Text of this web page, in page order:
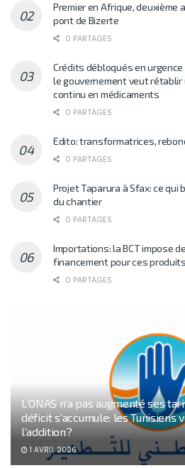
Premier en Afrique, deuxième
pont de Bizerte
0 PARTAGES
Crédits débloqués en
le gouvernement veut
continu en médicaments
0 PARTAGES
Edito: transformatrices,
0 PARTAGES
Projet Taparura à Sfax: ce
du chantier
0 PARTAGES
Importations: la BCT impose
financement pour ces
0 PARTAGES
L’ONAS n’a pas augmenté ses
déficit s’accumule: les Tunisiens
l’addition?
1 AVRIL 2026